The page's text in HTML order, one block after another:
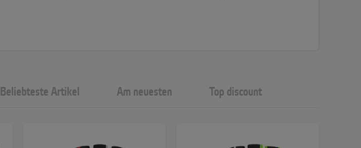
Beliebteste Artikel Am neuesten Top discount